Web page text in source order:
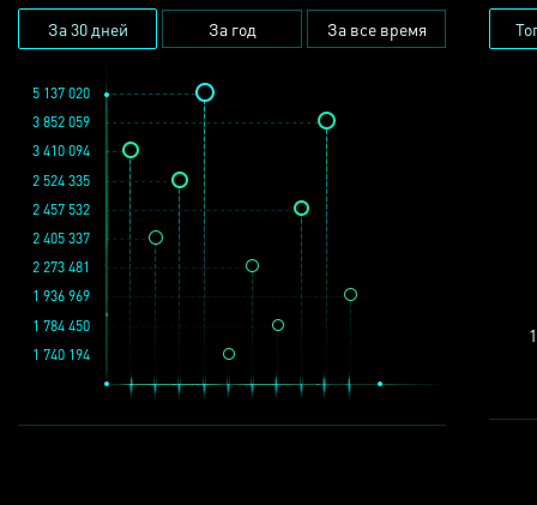
За 30 дней За год За все время
1 936 969
3 852 059
2 457 532
1 784 450
2 273 481
1 740 194
5 137 020
2 524 335
2 405 337
3 410 094